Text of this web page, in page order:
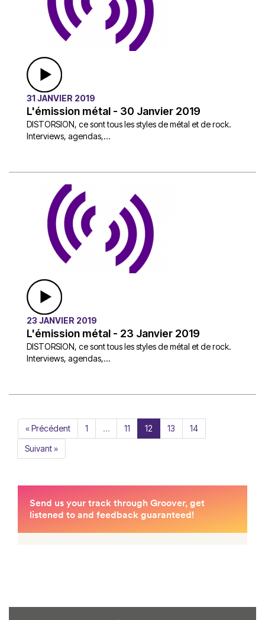
31 JANVIER 2019
L'émission métal - 30 Janvier 2019
DISTORSION, ce sont tous les styles de métal et de rock.
Interviews, agendas,...
23 JANVIER 2019
L'émission métal - 23 Janvier 2019
DISTORSION, ce sont tous les styles de métal et de rock.
Interviews, agendas,...
« Précédent 1 … 11 12 13
14
Suivant »